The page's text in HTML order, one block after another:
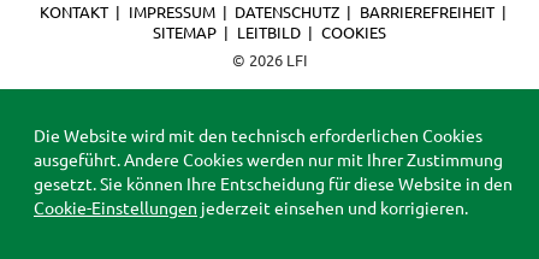
© 2026 LFI
KONTAKT IMPRESSUM DATENSCHUTZ
BARRIEREFREIHEIT
SITEMAP
LEITBILD COOKIES
Die Website wird mit den technisch erforderlichen Cookies
ausgeführt. Andere Cookies werden nur mit Ihrer Zustimmung
gesetzt. Sie können Ihre Entscheidung für diese Website in den
Cookie-Einstellungen jederzeit einsehen und korrigieren.